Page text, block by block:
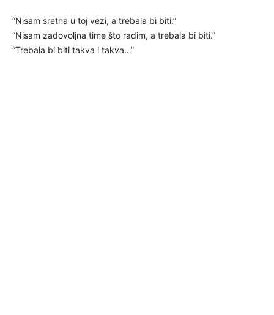
“Nisam sretna u toj vezi, a trebala bi biti.”
“Nisam zadovoljna time što radim, a trebala bi biti.”
“Trebala bi biti takva i takva…”